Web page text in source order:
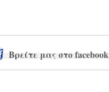
Βρείτε μας στο facebook